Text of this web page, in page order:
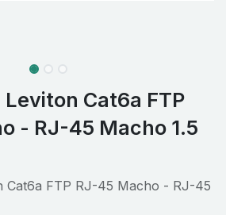
Cat6a FTP
- RJ-45 Macho 1.5
Cat6a FTP RJ-45 Macho - RJ-45